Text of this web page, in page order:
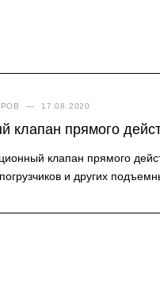
— 17.08.2020
клапан прямого
клапан прямого
и других